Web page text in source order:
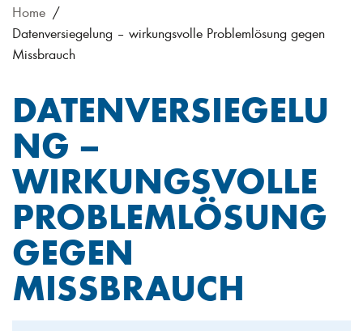
Home
Datenversiegelung – wirkungsvolle Problemlösung gegen
Missbrauch
DATENVERSIEGELU
NG –
WIRKUNGSVOLLE
PROBLEMLÖSUNG
GEGEN
MISSBRAUCH